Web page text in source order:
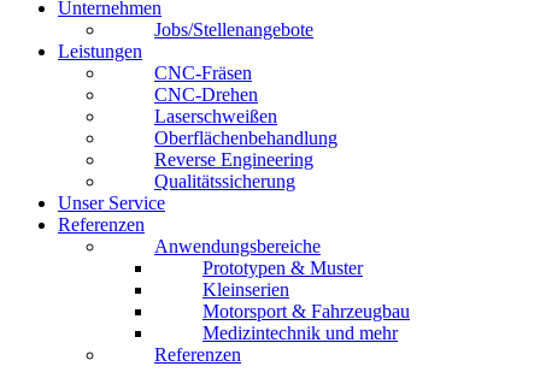
Unternehmen
Jobs/Stellenangebote
Leistungen
CNC-Fräsen
CNC-Drehen
Laserschweißen
Oberflächenbehandlung
Reverse Engineering
Qualitätssicherung
Unser Service
Referenzen
Anwendungsbereiche
Prototypen & Muster
Kleinserien
Motorsport & Fahrzeugbau
Medizintechnik und mehr
Referenzen